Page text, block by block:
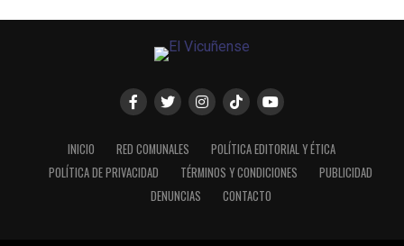
INICIO RED COMUNALES
POLÍTICA EDITORIAL Y ÉTICA
POLÍTICA DE PRIVACIDAD
TÉRMINOS Y CONDICIONES
PUBLICIDAD
DENUNCIAS
CONTACTO